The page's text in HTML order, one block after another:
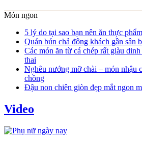
Món ngon
5 lý do tại sao bạn nên ăn thực
Quán bún chả đông khách gần sân
Các món ăn từ cá chép rất giàu
thai
Nghêu nướng mỡ chài – món nhậu
chồng
Đậu non chiên giòn đẹp mắt ngon
Video